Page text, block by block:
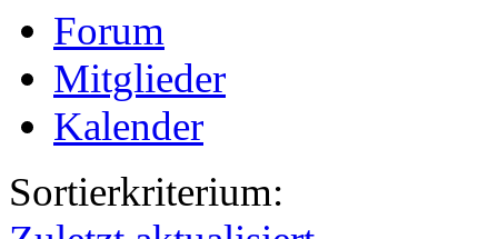
Forum
Mitglieder
Kalender
Sortierkriterium: